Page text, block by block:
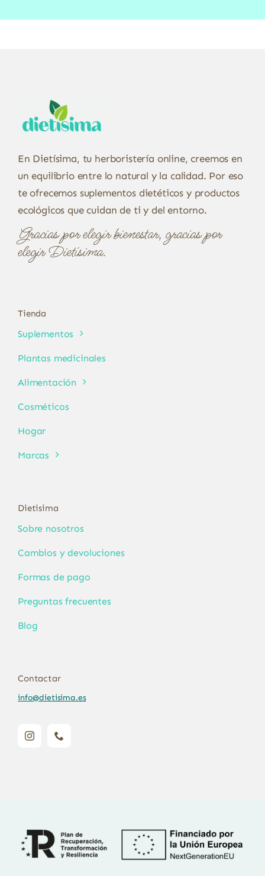
En Dietísima, tu herboristería online, creemos en
un equilibrio entre lo natural y la calidad. Por eso
te ofrecemos suplementos dietéticos y productos
ecológicos que cuidan de ti y del entorno.
Gracias por elegir bienestar, gracias por
elegir Dietísima.
Tienda
Suplementos
Plantas medicinales
Alimentación
Cosméticos
Hogar
Marcas
Dietisima
Sobre nosotros
Cambios y devoluciones
Formas de pago
Preguntas frecuentes
Blog
Contactar
info@dietisima.es